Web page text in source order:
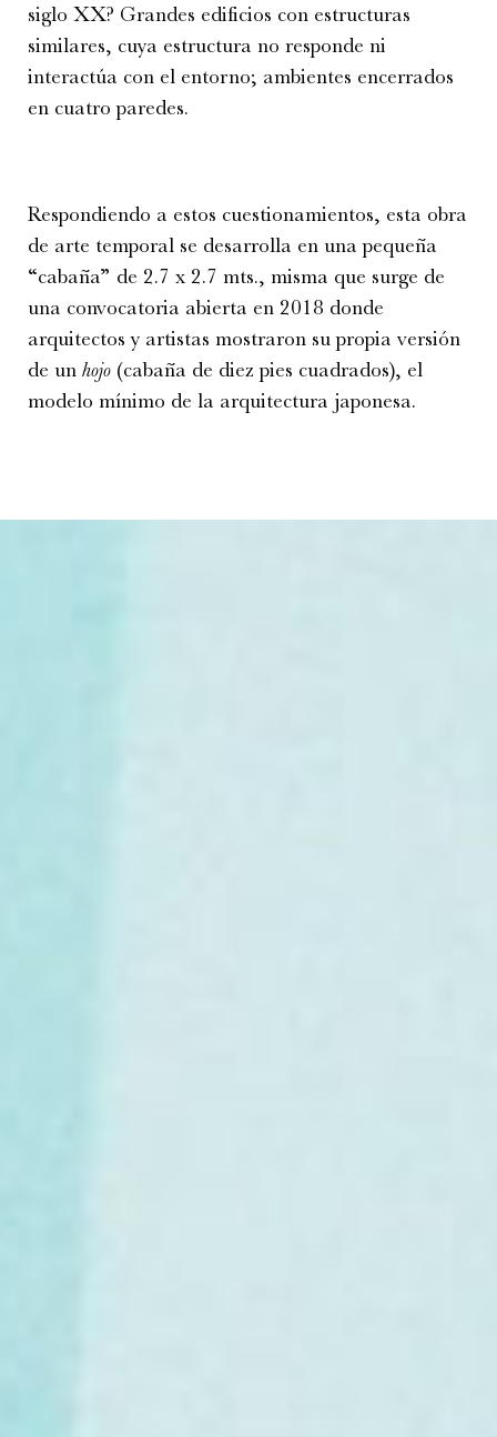
siglo XX? Grandes edificios con estructuras
similares, cuya estructura no responde ni
interactúa con el entorno; ambientes encerrados
en cuatro paredes.
Respondiendo a estos cuestionamientos, esta obra
de arte temporal se desarrolla en una pequeña
“cabaña” de 2.7 x 2.7 mts., misma que surge de
una convocatoria abierta en 2018 donde
arquitectos y artistas mostraron su propia versión
de un hojo (cabaña de diez pies cuadrados), el
modelo mínimo de la arquitectura japonesa.